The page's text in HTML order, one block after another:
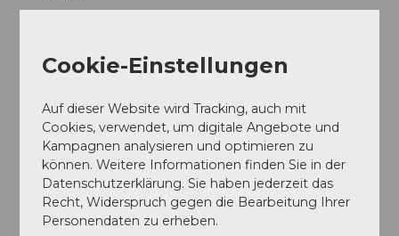
Produkte
regionale Produkte
Wild
Cookie-Einstellungen
Auf dieser Website wird Tracking, auch mit
Cookies, verwendet, um digitale Angebote und
Kampagnen analysieren und optimieren zu
können. Weitere Informationen finden Sie in der
Datenschutzerklärung. Sie haben jederzeit das
Recht, Widerspruch gegen die Bearbeitung Ihrer
Personendaten zu erheben.